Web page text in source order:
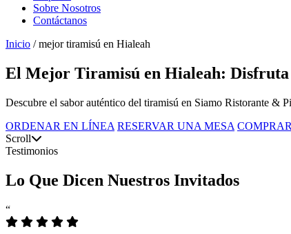
Sobre Nosotros
Contáctanos
Inicio / mejor tiramisú en Hialeah
El Mejor Tiramisú en Hialeah:
Descubre el sabor auténtico del tiramisú en Siamo Ristorante &
ORDENAR EN LÍNEA RESERVAR UNA MESA
Scroll
Testimonios
Lo Que Dicen Nuestros Invitados
“